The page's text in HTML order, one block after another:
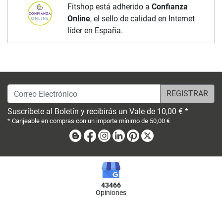
Fitshop está adherido a Confianza
Online, el sello de calidad en Internet
líder en España.
Correo Electrónico
Suscríbete al Boletín y recibirás un Vale de 10,00 € *
* Canjeable en compras con un importe mínimo de 50,00 €
BlogFacebook
Instagram
LinkedinPinterest
43466
Opiniones